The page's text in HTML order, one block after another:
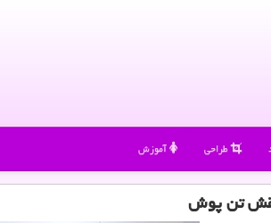
طراحی آموزش
تن پوش